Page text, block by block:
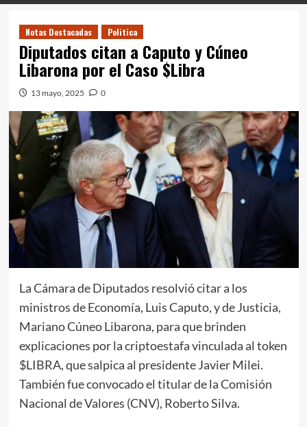
Notas Destacadas Politica
Diputados citan a Caputo y Cúneo
Libarona por el Caso $Libra
13 mayo, 2025 0
La Cámara de Diputados resolvió citar a los
ministros de Economía, Luis Caputo, y de Justicia,
Mariano Cúneo Libarona, para que brinden
explicaciones por la criptoestafa vinculada al token
$LIBRA, que salpica al presidente Javier Milei.
También fue convocado el titular de la Comisión
Nacional de Valores (CNV), Roberto Silva.